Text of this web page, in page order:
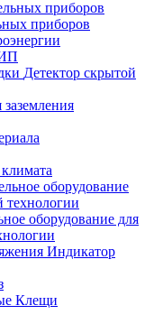
приборов
Детектор скрытой
оборудование для
Индикатор
Клещи